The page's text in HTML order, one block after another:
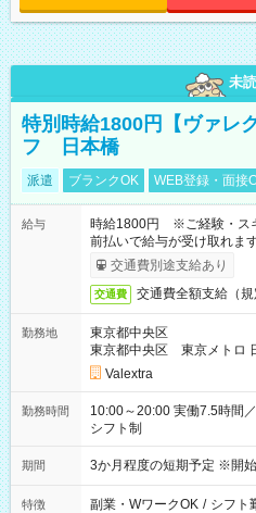
未読
特別時給1800円【ヴァレ
フ 日本橋
派遣 ブランクOK WEB登録・面接
給与
時給1800円 ※ご経験・ス
前払いで給与が受け取れま
交通費別途支給あり
交通費 交通費全額支給（規
勤務地
東京都中央区
東京都中央区 東京メトロ
Valextra
勤務時間
10:00～20:00 実働7.5時間／休憩1.5時間 営業時間に合わせた
シフト制
期間 3か月程度の短期予定 ※開
特徴 副業・WワークOK / シフト